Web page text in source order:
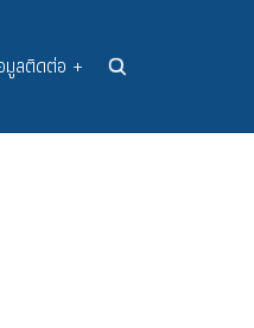
มูลติดต่อ +